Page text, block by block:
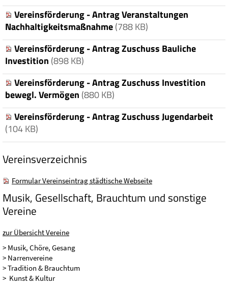
Vereinsförderung - Antrag Veranstaltungen
Nachhaltigkeitsmaßnahme(788 KB)
Vereinsförderung - Antrag Zuschuss Bauliche
Investition (898 KB)
Vereinsförderung - Antrag Zuschuss Investition
bewegl. Vermögen (880 KB)
Vereinsförderung - Antrag Zuschuss Jugendarbeit
(104 KB)
Vereinsverzeichnis
Formular Vereinseintrag städtische Webseite
Musik, Gesellschaft, Brauchtum und sonstige
Vereine
zur Übersicht Vereine
> Musik, Chöre, Gesang
> Narrenvereine
> Tradition & Brauchtum
> Kunst & Kultur